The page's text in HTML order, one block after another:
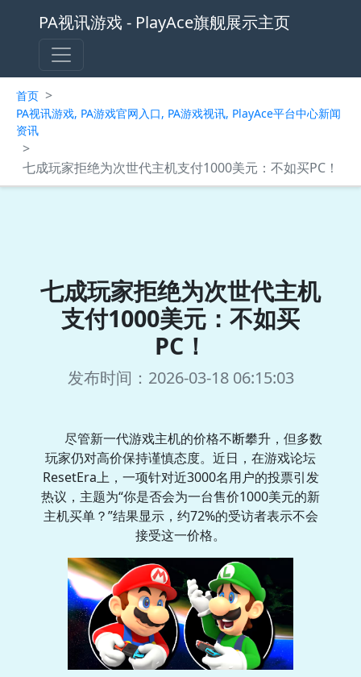
PA视讯游戏 - PlayAce旗舰展示主页
首页 >
PA视讯游戏, PA游戏官网入口, PA游戏视讯, PlayAce平台中心新闻
资讯
>
七成玩家拒绝为次世代主机支付1000美元：不如买PC！
七成玩家拒绝为次世代主机
支付1000美元：不如买
PC！
发布时间：2026-03-18 06:15:03
尽管新一代游戏主机的价格不断攀升，但多数
玩家仍对高价保持谨慎态度。近日，在游戏论坛
ResetEra上，一项针对近3000名用户的投票引发
热议，主题为“你是否会为一台售价1000美元的新
主机买单？”结果显示，约72%的受访者表示不会
接受这一价格。